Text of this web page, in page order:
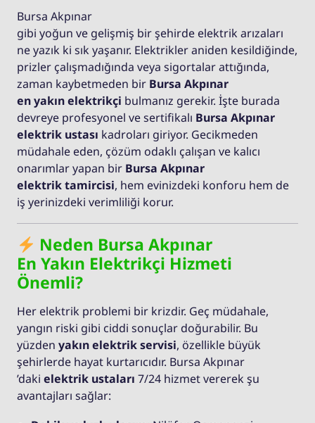
Bursa Akpınar
gibi yoğun ve gelişmiş bir şehirde elektrik arızaları
ne yazık ki sık yaşanır. Elektrikler aniden kesildiğinde,
prizler çalışmadığında veya sigortalar attığında,
zaman kaybetmeden bir Bursa Akpınar
en yakın elektrikçi bulmanız gerekir. İşte burada
devreye profesyonel ve sertifikalı Bursa Akpınar
elektrik ustası kadroları giriyor. Gecikmeden
müdahale eden, çözüm odaklı çalışan ve kalıcı
onarımlar yapan bir Bursa Akpınar
elektrik tamircisi, hem evinizdeki konforu hem de
iş yerinizdeki verimliliği korur.
Neden Bursa Akpınar
En Yakın Elektrikçi Hizmeti
Önemli?
Her elektrik problemi bir krizdir. Geç müdahale,
yangın riski gibi ciddi sonuçlar doğurabilir. Bu
yüzden yakın elektrik servisi, özellikle büyük
şehirlerde hayat kurtarıcıdır. Bursa Akpınar
’daki elektrik ustaları 7/24 hizmet vererek şu
avantajları sağlar: